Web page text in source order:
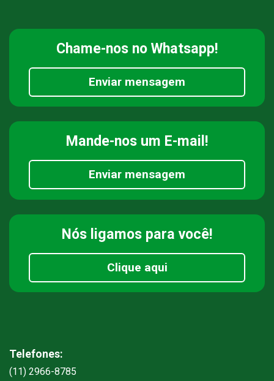
Chame-nos no Whatsapp!
Enviar mensagem
Mande-nos um E-mail!
Enviar mensagem
Nós ligamos para você!
Clique aqui
Telefones:
(11) 2966-8785